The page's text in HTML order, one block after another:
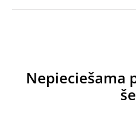
Nepieciešama